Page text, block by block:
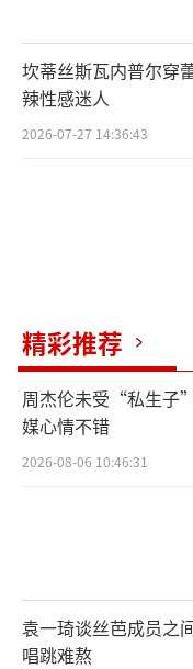
坎蒂丝斯瓦内普尔穿
辣性感迷人
2026-07-27 14:36:43
精彩推荐
周杰伦未受“私生子
媒心情不错
2026-08-06 10:46:31
袁一琦谈丝芭成员之
唱跳难熬